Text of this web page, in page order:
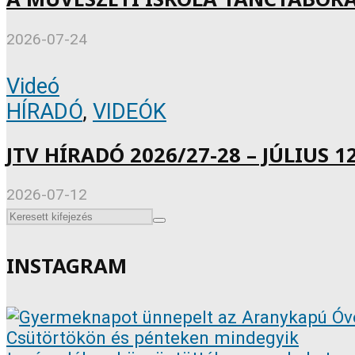
2026-07-24
Videó
HÍRADÓ, VIDEÓK
JTV HÍRADÓ 2026/27-28 – JÚLIUS
2026-07-12
INSTAGRAM